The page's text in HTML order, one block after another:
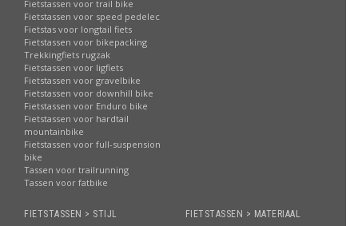
Fietstassen voor trail bike
Fietstassen voor speed pedelec
Fietstas voor longtail fiets
Fietstassen voor bikepacking
Trekkingfiets rugzak
Fietstassen voor ligfiets
Fietstassen voor gravelbike
Fietstassen voor downhill bike
Fietstassen voor Enduro bike
Fietstassen voor hardtail
mountainbike
Fietstassen voor full-suspension
bike
Tassen voor trailrunning
Tassen voor fatbike
FIETSTASSEN > STIJL FIETSTASSEN > MATERIAAL